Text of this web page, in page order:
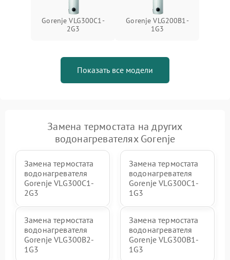
Gorenje VLG300C1-
2G3
Gorenje VLG200B1-
1G3
Показать все модели
Замена термостата на других
водонагревателях Gorenje
Замена термостата
водонагревателя
Gorenje VLG300C1-
2G3
Замена термостата
водонагревателя
Gorenje VLG300C1-
1G3
Замена термостата
водонагревателя
Gorenje VLG300B2-
1G3
Замена термостата
водонагревателя
Gorenje VLG300B1-
1G3